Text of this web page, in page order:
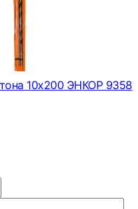
10х200 ЭНКОР 9358